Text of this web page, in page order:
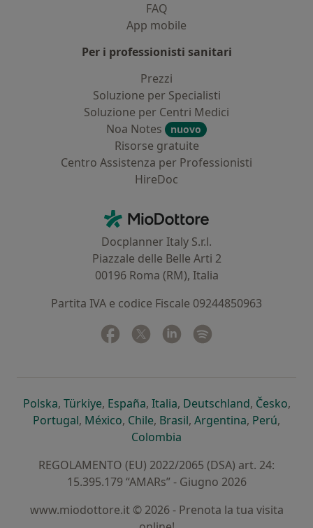
FAQ
App mobile
Per i professionisti sanitari
Prezzi
Soluzione per Specialisti
Soluzione per Centri Medici
Noa Notes
nuovo
Risorse gratuite
Centro Assistenza per Professionisti
HireDoc
MioDottore - Homepage
Docplanner Italy S.r.l.
Piazzale delle Belle Arti 2
00196 Roma (RM), Italia
Partita IVA e codice Fiscale 09244850963
Facebook
si apre in una nuova scheda
Twitter
si apre in una nuova scheda
Linkedin
si apre in una nuova
Polskasi apre in una nuova scheda
, Türkiyesi apre in una nuova scheda
, Españasi apre in una nuova scheda
, Italiasi apre in una nuova
, Deutschlandsi apre in
, Českosi
,
Portugalsi apre in una nuova scheda
, Méxicosi apre in una nuova scheda
, Chilesi apre in una nuova scheda
, Brasilsi apre in una nuova
, Argentinasi apre in
, Perúsi
,
Colombia
REGOLAMENTO (EU) 2022/2065 (DSA) art. 24:
15.395.179 “AMARs” - Giugno 2026
www.miodottore.it © 2026 - Prenota la tua visita